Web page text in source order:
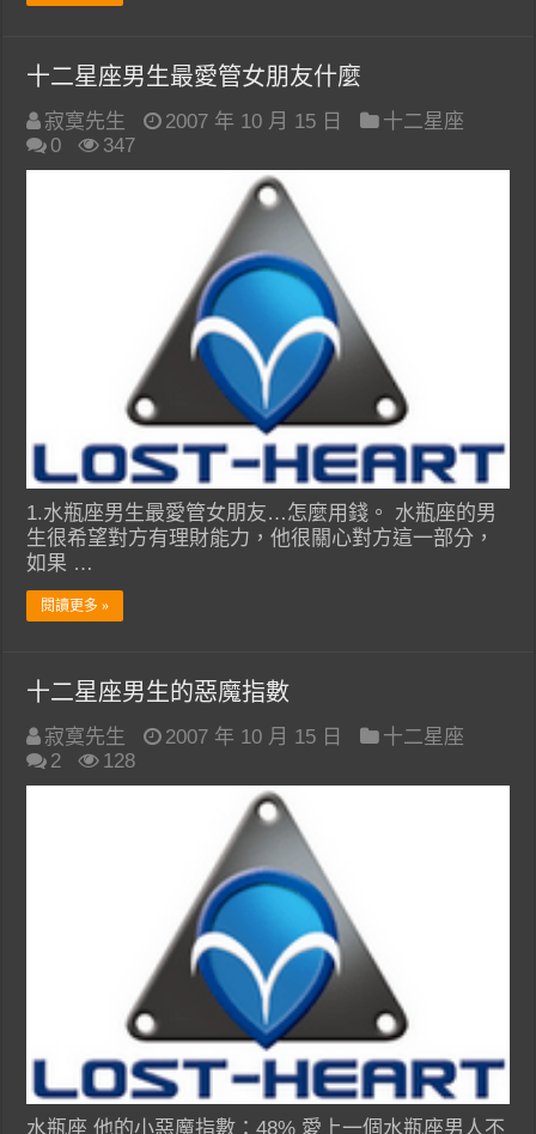
十二星座男生最愛管女朋友什麼
寂寞先生 2007 年 10 月 15 日
十二星座
0
347
1.水瓶座男生最愛管女朋友…怎麼用錢。 水瓶座的男
生很希望對方有理財能力，他很關心對方這一部分，
如果 …
閱讀更多 »
十二星座男生的惡魔指數
寂寞先生 2007 年 10 月 15 日
十二星座
2
128
水瓶座 他的小惡魔指數：48% 愛上一個水瓶座男人不